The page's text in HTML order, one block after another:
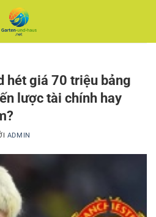
hét giá 70 triệu bảng
lược tài chính hay
ADMIN